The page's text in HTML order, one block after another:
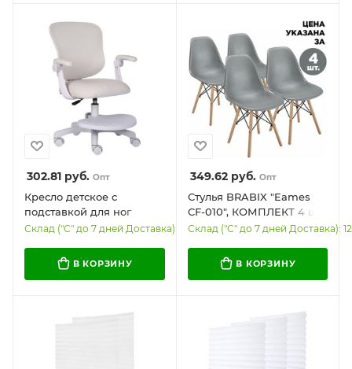
302.81 руб. Опт
Кресло детское с
подставкой для ног
BRABIX "Sky MG-206",
Склад ("С" до 7 дней Доставка): 155
В КОРЗИНУ
349.62руб. Опт
Стулья BRABIX "Eames
CF-010", КОМПЛЕКТ 4 шт.,
пластик серый, опоры
Склад ("С" до 7 дней Доставка):
В КОРЗИНУ